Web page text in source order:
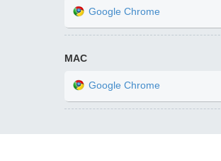
Google Chrome
MAC
Google Chrome